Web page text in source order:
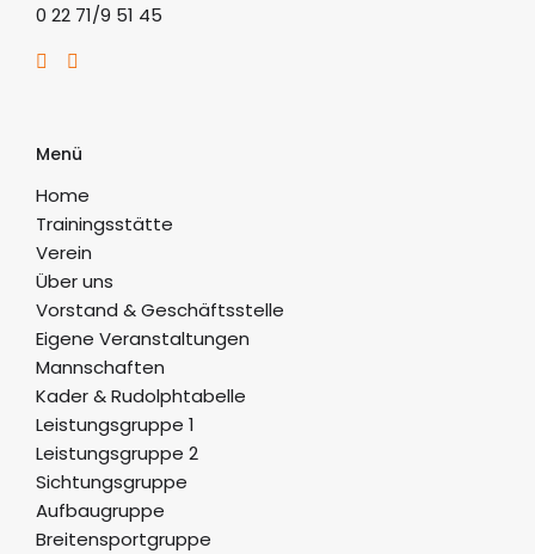
0 22 71/9 51 45
Menü
Home
Trainingsstätte
Verein
Über uns
Vorstand & Geschäftsstelle
Eigene Veranstaltungen
Mannschaften
Kader & Rudolphtabelle
Leistungsgruppe 1
Leistungsgruppe 2
Sichtungsgruppe
Aufbaugruppe
Breitensportgruppe